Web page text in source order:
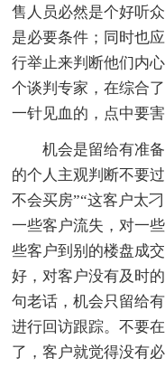
售人员必然是个好听
是必要条件；同时也
行举止来判断他们内
个谈判专家，在综合
一针见血的，点中要
机会是留给有准
的个人主观判断不要
不会买房”“这客户太
一些客户流失，对一
些客户到别的楼盘成
好，对客户没有及时
句老话，机会只留给
进行回访跟踪。不要
了，客户就觉得没有必